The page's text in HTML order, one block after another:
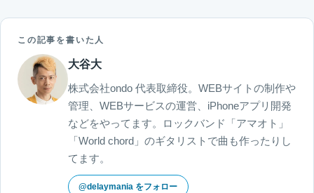
この記事を書いた人
大谷大
株式会社ondo 代表取締役。WEBサイトの制作や
管理、WEBサービスの運営、iPhoneアプリ開発
などをやってます。ロックバンド「アマオト」
「World chord」のギタリストで曲も作ったりし
てます。
@delaymania をフォロー